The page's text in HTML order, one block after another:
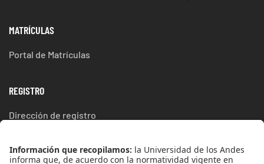
MATRÍCULAS
Portal de Matrículas
REGISTRO
Dirección de registro
ESTUDIA EN UNIANDES